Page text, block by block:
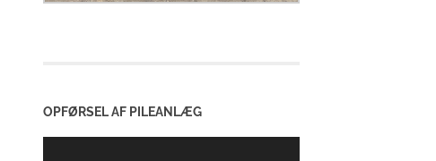
OPFØRSEL AF PILEANLÆG